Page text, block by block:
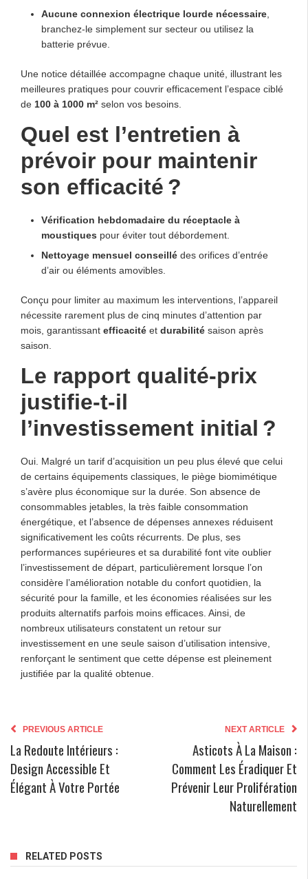
Aucune connexion électrique lourde nécessaire
branchez-le simplement sur secteur ou utilisez la
batterie prévue.
Une notice détaillée accompagne chaque unité, illustrant les
meilleures pratiques pour couvrir efficacement l’espace ciblé
de 100 à 1000 m² selon vos besoins.
Quel est l’entretien à
prévoir pour maintenir
son efficacité ?
Vérification hebdomadaire du réceptacle à
moustiques pour éviter tout débordement.
Nettoyage mensuel conseillé des orifices d’entrée
d’air ou éléments amovibles.
Conçu pour limiter au maximum les interventions, l’appareil
nécessite rarement plus de cinq minutes d’attention par
mois, garantissant efficacité et durabilité saison après
saison.
Le rapport qualité-prix
justifie-t-il
l’investissement initial ?
Oui. Malgré un tarif d’acquisition un peu plus élevé que celui
de certains équipements classiques, le piège biomimétique
s’avère plus économique sur la durée. Son absence de
consommables jetables, la très faible consommation
énergétique, et l’absence de dépenses annexes réduisent
significativement les coûts récurrents. De plus, ses
performances supérieures et sa durabilité font vite oublier
l’investissement de départ, particulièrement lorsque l’on
considère l’amélioration notable du confort quotidien, la
sécurité pour la famille, et les économies réalisées sur les
produits alternatifs parfois moins efficaces. Ainsi, de
nombreux utilisateurs constatent un retour sur
investissement en une seule saison d’utilisation intensive,
renforçant le sentiment que cette dépense est pleinement
justifiée par la qualité obtenue.
PREVIOUS ARTICLE
La Redoute Intérieurs :
Design Accessible Et
Élégant À Votre Portée
NEXT ARTICLE
Asticots À La Maison :
Comment Les Éradiquer Et
Prévenir Leur Prolifération
Naturellement
RELATED POSTS